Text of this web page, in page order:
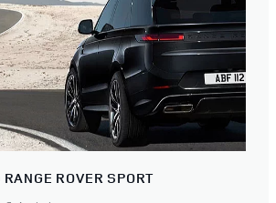
ROVER SPORT